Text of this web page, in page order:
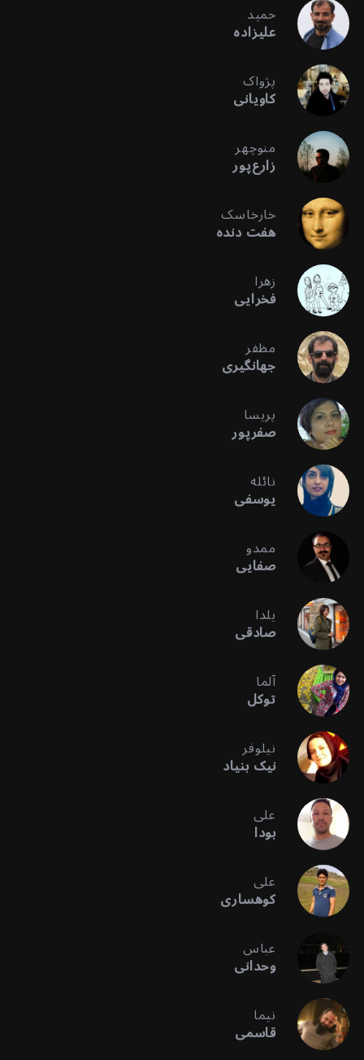
حمید
علیزاده
پژواک
کاویانی
منوچهر
زارع‌پور
خارخاسک
هفت دنده
زهرا
فخرایی
مظفر
جهانگیری
پریسا
صفرپور
نائله
یوسفی
ممدو
صفایی
یلدا
صادقی
آلما
توکل
نیلوفر
نیک بنیاد
علی
بودا
علی
کوهساری
عباس
وحدانی
نیما
قاسمی